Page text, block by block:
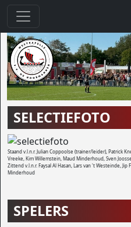
SELECTIEFOTO
Staand v.l.n.r. Julian Coppoolse (trainer/leider), Patrick
Vreeke, Kim Willemstein, Maud Minderhoud, Sven
Zittend v.l.n.r. Faysal Al Hasan, Lars van 't Westeinde, Jip
Minderhoud
SPELERS